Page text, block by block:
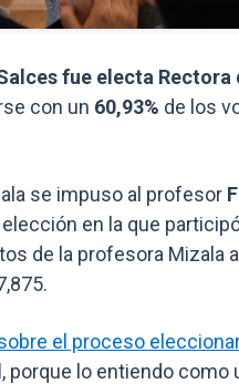
fue electa Rectora
con un 60,93% de los
se impuso al profesor
elección en la que
de la profesora Mizala
el proceso
, porque lo entiendo